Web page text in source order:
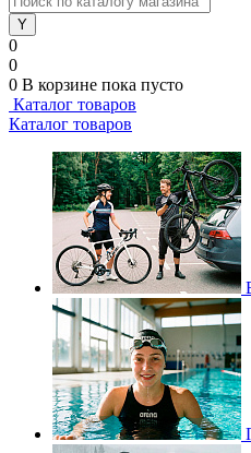
0
0
0 В корзине пока пусто
Каталог товаров
Каталог товаров